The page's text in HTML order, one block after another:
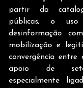
partir da
públicas; o uso
desinformação
mobilização e
convergência entre
apoio de
especialmente